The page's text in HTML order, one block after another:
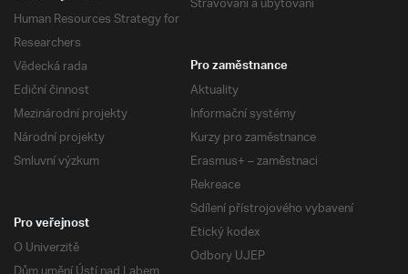
Human Resources Strategy for
Researchers
Vědecká rada
Ediční činnost
Mezinárodní projekty
Národní projekty
Smluvní výzkum
Pro zaměstnance
Aktuality
Informační systémy
Kurzy pro zaměstnance
Erasmus+ – zaměstnaci
Rekreace
Sdílení přístrojového vybavení
Etický kodex
Odbory UJEP
Pro veřejnost
O Univerzitě